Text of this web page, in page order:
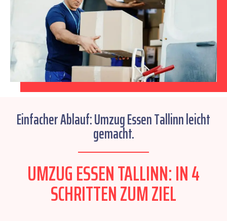
Einfacher Ablauf: Umzug Essen Tallinn leicht
gemacht.
UMZUG ESSEN TALLINN: IN 4
SCHRITTEN ZUM ZIEL